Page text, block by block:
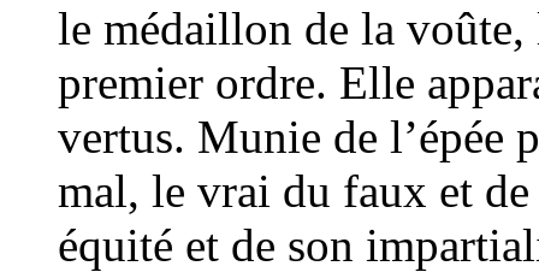
le médaillon de la
premier ordre. Elle
vertus. Munie de l’épée
mal, le vrai du faux et
équité et de son